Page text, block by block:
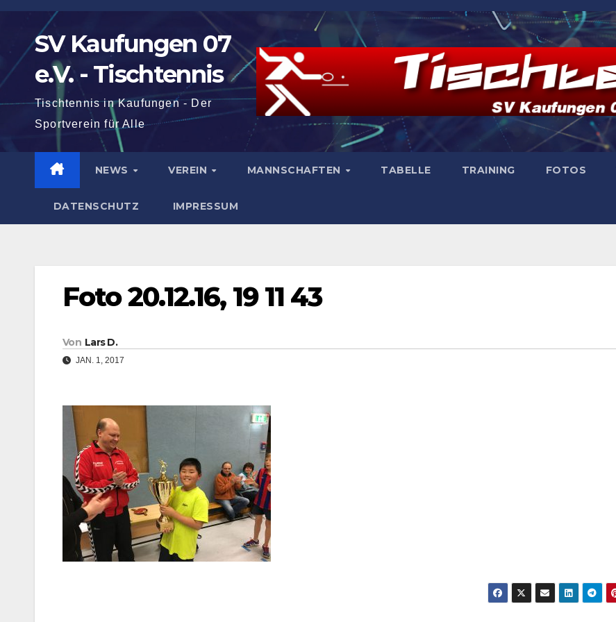
Zum
springenSV Kaufungen 07
e.V. - Tischtennis
Tischtennis in Kaufungen - Der
Sportverein für Alle
NEWS VEREIN MANNSCHAFTEN TABELLE TRAINING FOTOS
DATENSCHUTZ IMPRESSUM
Foto 20.12.16, 19 11 43
Von Lars D.
JAN. 1, 2017